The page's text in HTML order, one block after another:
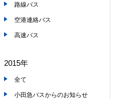
路線バス
空港連絡バス
高速バス
2015年
全て
小田急バスからのお知らせ